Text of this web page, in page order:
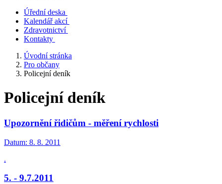
Úřední deska
Kalendář akcí
Zdravotnictví
Kontakty
Úvodní stránka
Pro občany
Policejní deník
Policejní deník
Upozornění řidičům - měření rychlosti
Datum: 8. 8. 2011
.
5. - 9.7.2011